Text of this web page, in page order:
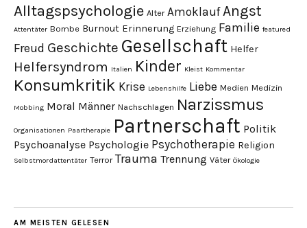
Alltagspsychologie Alter Amoklauf Angst
Attentäter Bombe Burnout Erinnerung Erziehung Familie featured
Freud Geschichte Gesellschaft Helfer
Helfersyndrom Italien Kinder Kleist Kommentar
Konsumkritik Krise Lebenshilfe Liebe Medien Medizin
Mobbing Moral Männer Nachschlagen Narzissmus
Organisationen Paartherapie Partnerschaft Politik
Psychoanalyse Psychologie Psychotherapie Religion
Selbstmordattentäter Terror Trauma Trennung Väter Ökologie
AM MEISTEN GELESEN